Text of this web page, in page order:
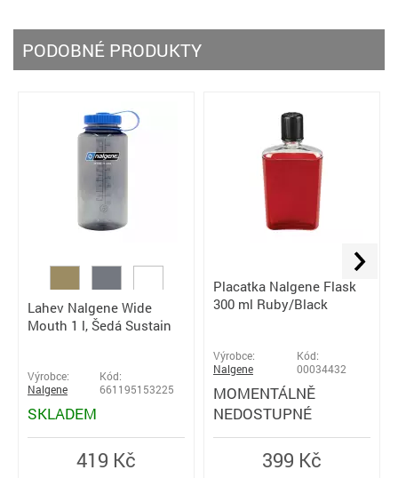
PODOBNÉ PRODUKTY
Lahev Nalgene Wide
Mouth 1 l, Šedá Sustain
Výrobce:
Nalgene
Kód:
661195153225
SKLADEM
419 Kč
Placatka Nalgene Flask
300 ml Ruby/Black
Výrobce:
Nalgene
Kód:
00034432
MOMENTÁLNĚ
NEDOSTUPNÉ
399 Kč